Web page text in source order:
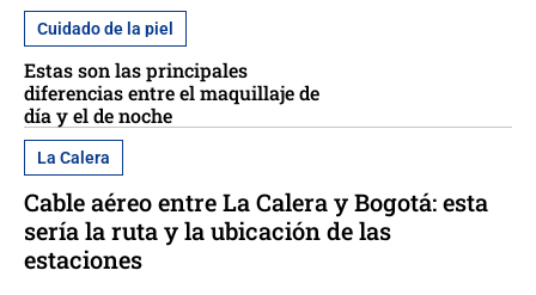
Cuidado de la piel
Estas son las principales
diferencias entre el maquillaje de
día y el de noche
La Calera
Cable aéreo entre La Calera y Bogotá: esta
sería la ruta y la ubicación de las
estaciones